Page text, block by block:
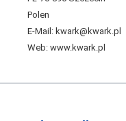
Polen
E-Mail: kwark@kwark.pl
Web: www.kwark.pl